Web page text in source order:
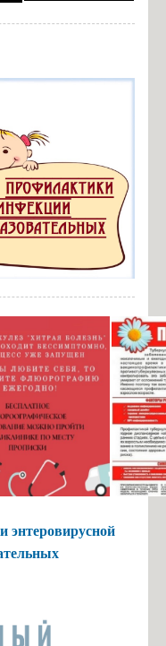
энтеровирусной